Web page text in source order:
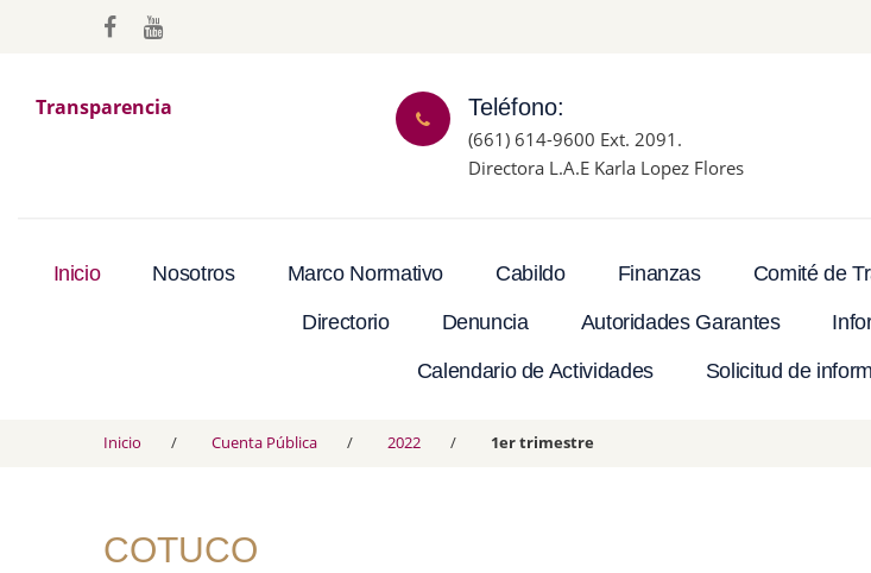
Transparencia Teléfono:
(661) 614-9600 Ext. 2091.
Directora L.A.E Karla Lopez Flores
Inicio Nosotros Marco Normativo Cabildo Finanzas Comité de
Directorio Denuncia Autoridades Garantes
Calendario de Actividades Solicitud de
Inicio Cuenta Pública 2022 1er trimestre
COTUCO